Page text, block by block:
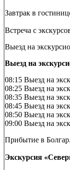
Завтрак в
Встреча с
Выезд на
Выезд на
08:15 Выезд на
08:25 Выезд на
08:35 Выезд на
08:45 Выезд на
08:50 Выезд на
09:00 Выезд на
Прибытие в Болгар.
Экскурсия